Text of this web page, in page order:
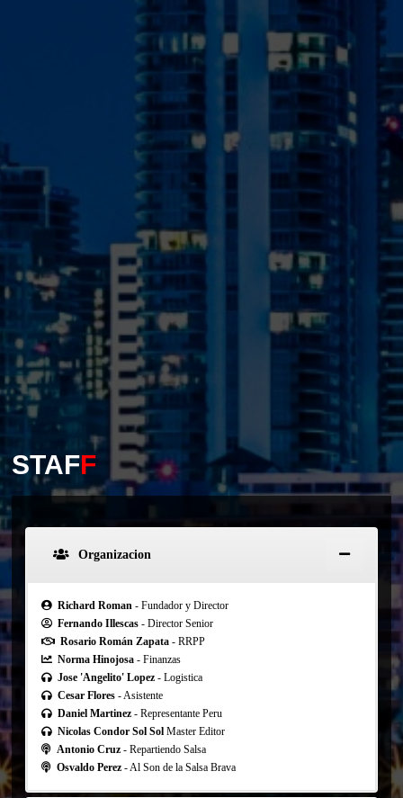
STAFF
Organizacion
Richard Roman- Fundador y Director
Fernando Illescas- Director Senior
Rosario Román Zapata - RRPP
Norma Hinojosa- Finanzas
Jose 'Angelito' Lopez- Logistica
Cesar Flores- Asistente
Daniel Martinez- Representante Peru
Nicolas Condor Sol SolMaster Editor
Antonio Cruz- Repartiendo Salsa
Osvaldo Perez - Al Son de la Salsa Brava